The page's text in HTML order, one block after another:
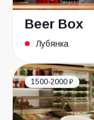
Beer Box
Лубянка
1500-2000 ₽